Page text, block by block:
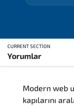
CURRENT SECTION
Yorumlar
Eğitim Sunum
Modern web
kapılarını